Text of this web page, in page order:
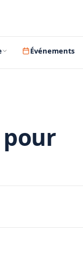
Événements